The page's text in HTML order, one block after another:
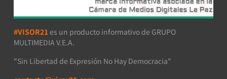
#VISOR21 es un producto informativo de GRUPO
MULTIMEDIA V.E.A.
"Sin Libertad de Expresión No Hay Democracia"